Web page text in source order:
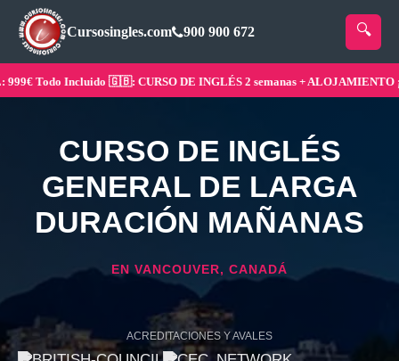
Cursosingles.com 900 900 672
Todo Incluido 🇬🇧: CURSO DE INGLÉS 2 semanas + ALOJAMIENTO
CURSO DE INGLÉS
GENERAL DE LARGA
DURACIÓN MAÑANAS
EN VANCOUVER, CANADÁ
ACREDITACIONES Y AVALES